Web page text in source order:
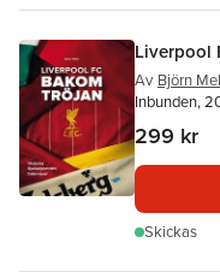
Liverpool
Av Björn
Inbunden,
299 kr
Skickas